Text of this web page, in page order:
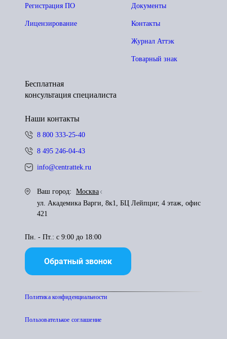
Документы
Контакты
Журнал Аттэк
Товарный знак
Регистрация ПО
Лицензирование
Бесплатная
консультация специалиста
Наши контакты
8 800 333-25-40
8 495 246-04-43
info@centrattek.ru
Ваш город:
Москва
ул. Академика Варги, 8к1, БЦ Лейпциг, 4 этаж, офис
421
Пн. - Пт.: с 9:00 до 18:00
Обратный звонок
Политика конфиденциальности
Пользователькое соглашение